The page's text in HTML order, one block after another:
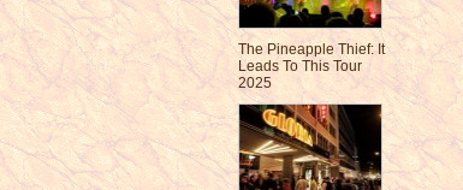
The Pineapple Thief: It
Leads To This Tour
2025